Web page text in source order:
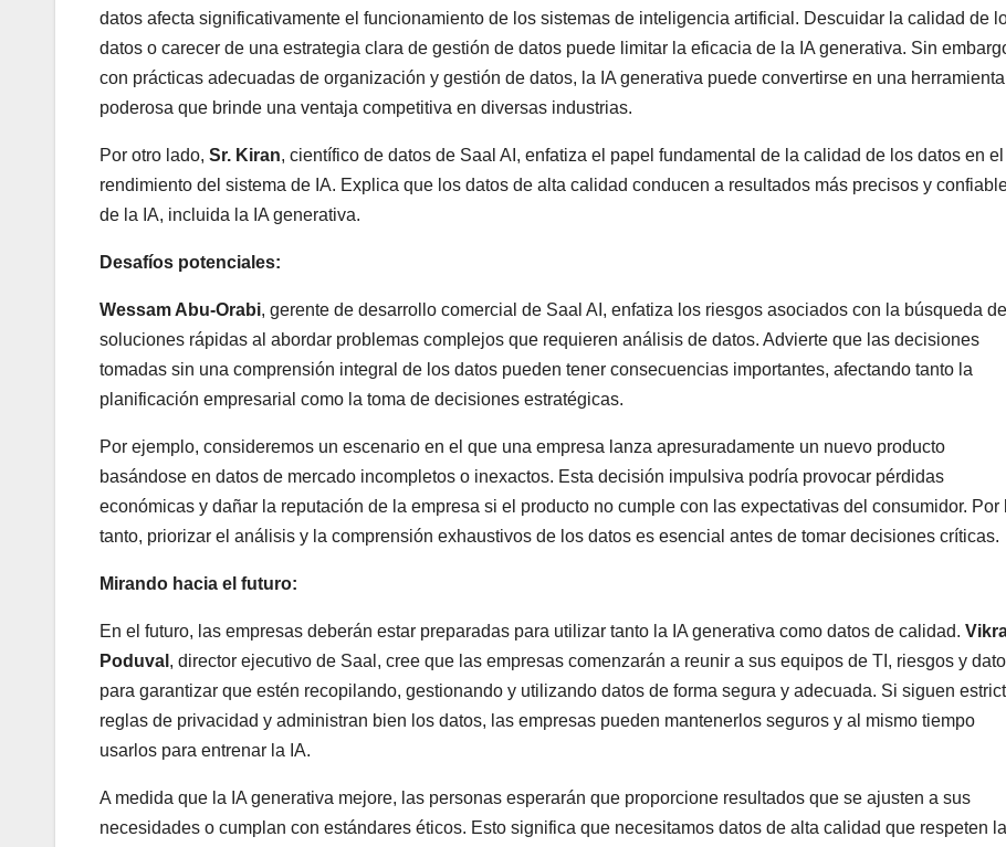
datos afecta significativamente el funcionamiento de los sistemas de inteligencia artificial. Descuidar la calidad de
datos o carecer de una estrategia clara de gestión de datos puede limitar la eficacia de la IA generativa. Sin
con prácticas adecuadas de organización y gestión de datos, la IA generativa puede convertirse en una herramienta
poderosa que brinde una ventaja competitiva en diversas industrias.
Por otro lado, Sr. Kiran, científico de datos de Saal AI, enfatiza el papel fundamental de la calidad de los datos en el
rendimiento del sistema de IA. Explica que los datos de alta calidad conducen a resultados más precisos y
de la IA, incluida la IA generativa.
Desafíos potenciales:
Wessam Abu-Orabi, gerente de desarrollo comercial de Saal AI, enfatiza los riesgos asociados con la búsqueda de
soluciones rápidas al abordar problemas complejos que requieren análisis de datos. Advierte que las decisiones
tomadas sin una comprensión integral de los datos pueden tener consecuencias importantes, afectando tanto la
planificación empresarial como la toma de decisiones estratégicas.
Por ejemplo, consideremos un escenario en el que una empresa lanza apresuradamente un nuevo producto
basándose en datos de mercado incompletos o inexactos. Esta decisión impulsiva podría provocar pérdidas
económicas y dañar la reputación de la empresa si el producto no cumple con las expectativas del consumidor. Por
tanto, priorizar el análisis y la comprensión exhaustivos de los datos es esencial antes de tomar decisiones críticas.
Mirando hacia el futuro:
En el futuro, las empresas deberán estar preparadas para utilizar tanto la IA generativa como datos de calidad.
Poduval , director ejecutivo de Saal, cree que las empresas comenzarán a reunir a sus equipos de TI, riesgos y
para garantizar que estén recopilando, gestionando y utilizando datos de forma segura y adecuada. Si siguen
reglas de privacidad y administran bien los datos, las empresas pueden mantenerlos seguros y al mismo tiempo
usarlos para entrenar la IA.
A medida que la IA generativa mejore, las personas esperarán que proporcione resultados que se ajusten a sus
necesidades o cumplan con estándares éticos. Esto significa que necesitamos datos de alta calidad que respeten la